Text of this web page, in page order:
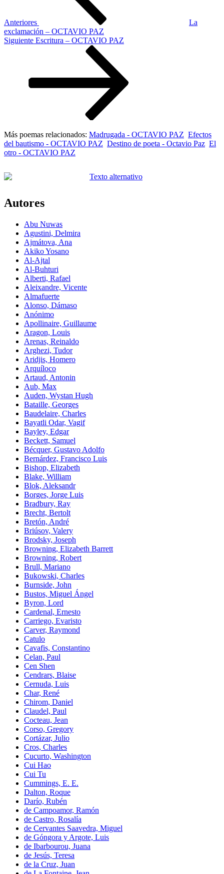
Anteriores
La
exclamación – OCTAVIO PAZ
Siguiente
Siguiente Escritura – OCTAVIO PAZ
Más poemas relacionados: Madrugada - OCTAVIO PAZ Efectos
del bautismo - OCTAVIO PAZ Destino de poeta - Octavio Paz El
otro - OCTAVIO PAZ
Autores
Abu Nuwas
Agustini, Delmira
Ajmátova, Ana
Akiko Yosano
Al-Ajtal
Al-Buhturi
Alberti, Rafael
Aleixandre, Vicente
Almafuerte
Alonso, Dámaso
Anónimo
Apollinaire, Guillaume
Aragon, Louis
Arenas, Reinaldo
Arghezi, Tudor
Aridjis, Homero
Arquíloco
Artaud, Antonin
Aub, Max
Auden, Wystan Hugh
Bataille, Georges
Baudelaire, Charles
Bayatli Odar, Vagif
Bayley, Edgar
Beckett, Samuel
Bécquer, Gustavo Adolfo
Bernárdez, Francisco Luis
Bishop, Elizabeth
Blake, William
Blok, Aleksandr
Borges, Jorge Luis
Bradbury, Ray
Brecht, Bertolt
Bretón, André
Briúsov, Valery
Brodsky, Joseph
Browning, Elizabeth Barrett
Browning, Robert
Brull, Mariano
Bukowski, Charles
Burnside, John
Bustos, Miguel Ángel
Byron, Lord
Cardenal, Ernesto
Carriego, Evaristo
Carver, Raymond
Catulo
Cavafis, Constantino
Celan, Paul
Cen Shen
Cendrars, Blaise
Cernuda, Luis
Char, René
Chirom, Daniel
Claudel, Paul
Cocteau, Jean
Corso, Gregory
Cortázar, Julio
Cros, Charles
Cucurto, Washington
Cui Hao
Cui Tu
Cummings, E. E.
Dalton, Roque
Darío, Rubén
de Campoamor, Ramón
de Castro, Rosalía
de Cervantes Saavedra, Miguel
de Góngora y Argote, Luis
de Ibarbourou, Juana
de Jesús, Teresa
de la Cruz, Juan